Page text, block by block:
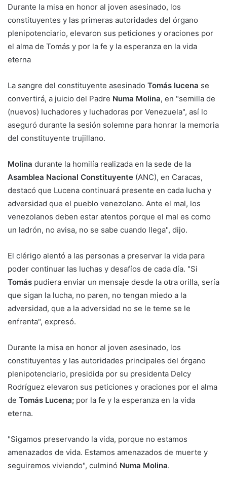
Durante la misa en honor al joven asesinado, los
constituyentes y las primeras autoridades del órgano
plenipotenciario, elevaron sus peticiones y oraciones por
el alma de Tomás y por la fe y la esperanza en la vida
eterna
La sangre del constituyente asesinado Tomás lucena se
convertirá, a juicio del Padre Numa Molina, en "semilla de
(nuevos) luchadores y luchadoras por Venezuela", así lo
aseguró durante la sesión solemne para honrar la memoria
del constituyente trujillano.
Molina durante la homilía realizada en la sede de la
Asamblea Nacional Constituyente (ANC), en Caracas,
destacó que Lucena continuará presente en cada lucha y
adversidad que el pueblo venezolano. Ante el mal, los
venezolanos deben estar atentos porque el mal es como
un ladrón, no avisa, no se sabe cuando llega", dijo.
El clérigo alentó a las personas a preservar la vida para
poder continuar las luchas y desafíos de cada día. "Si
Tomás pudiera enviar un mensaje desde la otra orilla, sería
que sigan la lucha, no paren, no tengan miedo a la
adversidad, que a la adversidad no se le teme se le
enfrenta", expresó.
Durante la misa en honor al joven asesinado, los
constituyentes y las autoridades principales del órgano
plenipotenciario, presidida por su presidenta Delcy
Rodríguez elevaron sus peticiones y oraciones por el alma
de Tomás Lucena; por la fe y la esperanza en la vida
eterna.
"Sigamos preservando la vida, porque no estamos
amenazados de vida. Estamos amenazados de muerte y
seguiremos viviendo", culminó Numa Molina.